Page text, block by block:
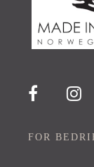
FOR